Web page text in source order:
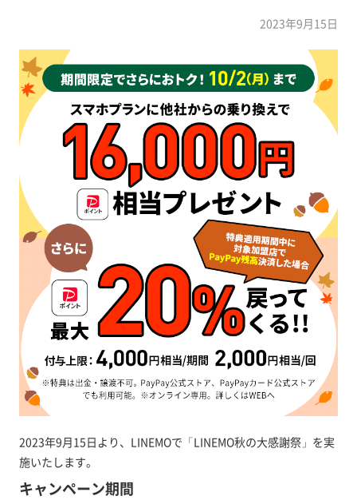
2023年9月15日
2023年9月15日より、LINEMOで「LINEMO秋の大感謝祭」を実
施いたします。
キャンペーン期間